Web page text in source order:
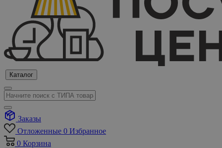
Каталог
Заказы
Отложенные 0 Избранное
0 Корзина